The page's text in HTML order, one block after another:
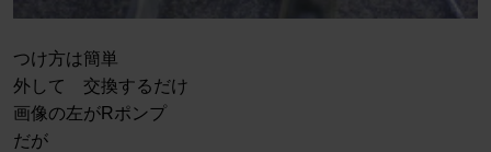
つけ方は簡単
外して 交換するだけ
画像の左がRポンプ
だが